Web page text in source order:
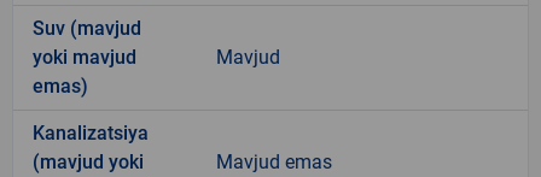
Suv (mavjud
yoki mavjud
emas)
Mavjud
Kanalizatsiya
(mavjud yoki
Mavjud emas